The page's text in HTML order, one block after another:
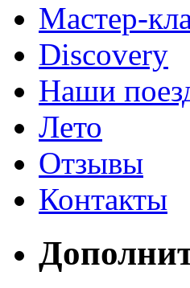
Мастер-
Discovery
Наши
Лето
Отзывы
Контакты